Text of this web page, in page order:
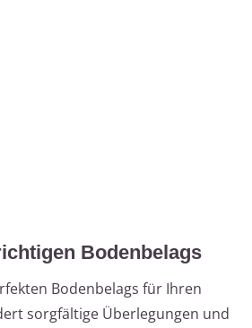
Bodenbelags
Bodenbelags für Ihren
sorgfältige Überlegungen und